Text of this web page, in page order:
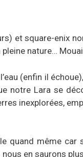
et square-enix
nature…
(enfin il
Lara se
inexplorées,
quand même
en saurons